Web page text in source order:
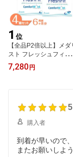
1 位
【全品P2倍以上】メダ
スト フレッシュフィット
コンフォートモイスト 4
箱セット (1箱6枚) ボシ
遠視 コンタクト
限り】
7,280 円
5
購入者
到着が早いので
またお願いしよ